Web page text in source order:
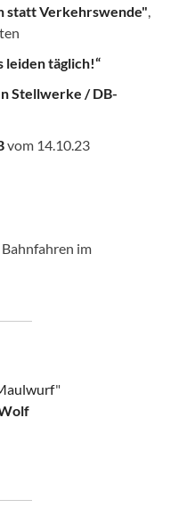
statt Verkehrswende"
leiden täglich!“
Stellwerke / DB-
vom 14.10.23
Bahnfahren im
"